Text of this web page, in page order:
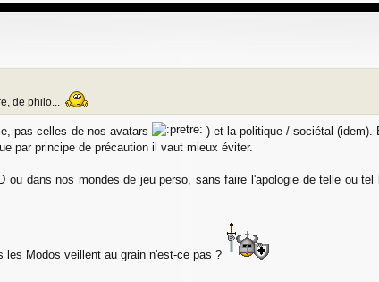
de philo...
pas celles de nos avatars
) et la politique / sociétal
par principe de précaution il vaut mieux éviter.
dans nos mondes de jeu perso, sans faire l'apologie de telle ou
Modos veillent au grain n'est-ce pas ?